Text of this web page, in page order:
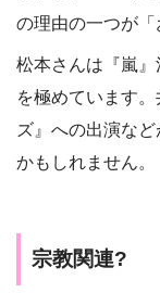
の理由の一つが「
松本さんは『嵐
を極めています
ズ』への出演な
かもしれません。
宗教関連?